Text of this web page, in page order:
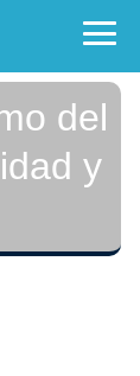
del
y